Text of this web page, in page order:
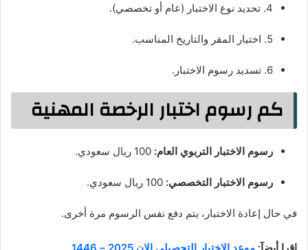
4. تحديد نوع الاختبار (عام أو تخصصي).
5. اختيار المقر والتاريخ المناسب.
6. تسديد رسوم الاختبار.
كم رسوم اختبار الرخصة المهنية
رسوم الاختبار التربوي العام:
رسوم الاختبار التخصصي:
في حال إعادة الاختبار، يتم دفع نفس الرسوم مرة أخرى.